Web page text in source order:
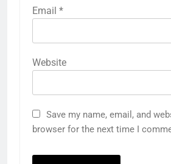
Email *
Website
Save my name, email, and
browser for the next time I